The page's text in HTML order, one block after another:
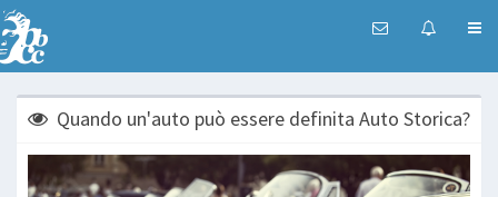
Quando un'auto può essere definita Auto Storica?